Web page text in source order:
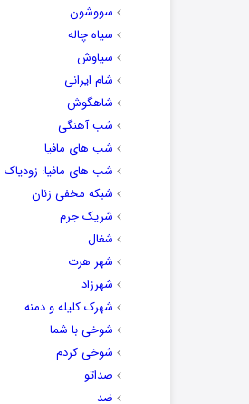
سووشون
سیاه چاله
سیاوش
شام ایرانی
شاهگوش
شب آهنگی
شب های مافیا
شب های مافیا: زودیاک
شبکه مخفی زنان
شریک جرم
شغال
شهر هرت
شهرزاد
شهرک کلیله و دمنه
شوخی با شما
شوخی کردم
صداتو
ضد